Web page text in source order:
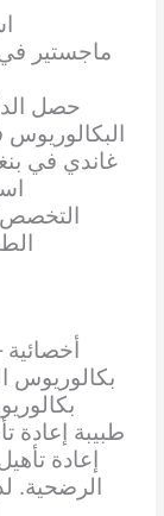
ماجستير في
حصل
غاندي في
التخصص:
بكالوريوس
طبيبة
إعادة
الرضحية.